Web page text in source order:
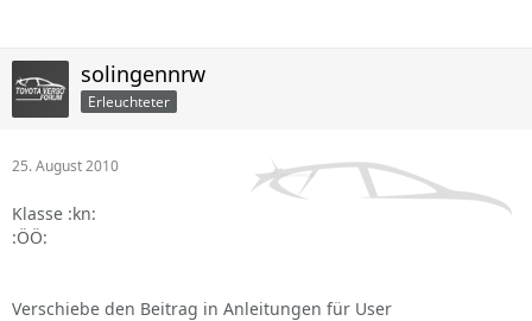
solingennrw
Erleuchteter
25. August 2010
Klasse :kn:
:ÖÖ:
Verschiebe den Beitrag in Anleitungen für User